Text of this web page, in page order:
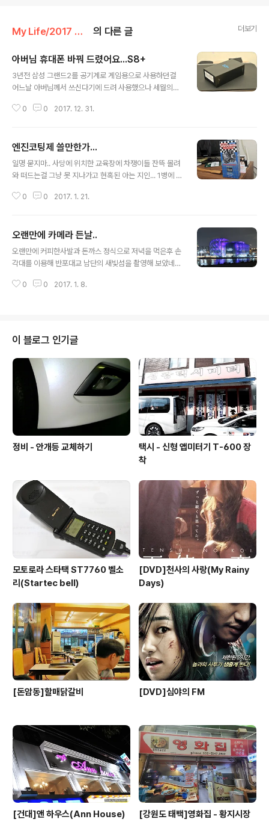
My Life/2017 하루 의 다른 글 더보기
아버님 휴대폰 바꿔 드렸어요...S8+
3년전 삼성 그랜드2를 공기계로 게임용으로 사용하던걸
어느날 아버님께서 쓰신다기에 드려 사용했으나 세월의흐
수 없어 새롭게 선물해 드리기로 했습니다. 인터넷 중고나
휴대폰 유심으로 테스트를 했더니 잘 되더군요... 박스는 보
통 삼성제품의 박스형태이며 로고만 S8+ 로 써 있네요. 포
장을 안뜻은 세제품이 맞구요.. 자가유통폰이아닌 SKT유
요... 전 노트7FE라서 구성품은 본체, 설명서, 유심칩관련,
0 0 2017. 12. 31.
엔진코팅제 쓸만한가...
일명 묻지마.. 사당에 위치한 교육장에 차쟁이들 잔뜩 몰려
와 떠드는걸 그냥 못 지나가고 현혹된 아는 지인... 1병에 1
써 보라고 해서 오일교환시 첨가해서 6천넘게 타면서 느낀
으니 좋다고 말은 못 하겠죠,,,그러나 예전 엔진에 비해서
많이 좋아진건 사실... 아직도 동네 약장사 말 들어가면서
물건사고.. 서커스 공연 보면서 물건사고... 노인네들 귀현
일 한번 더 갈겠습니다. 좋아진게 없네요.. 물론 차가 말을
0 0 2017. 1. 21.
오랜만에 카메라 든날..
오랜만에 커피한사발과 돈까스 정식으로 저녁을 먹은후 손
각대를 이용해 반포대교 남단의 새빛섬을 촬영해 보았네
찍을 수 있을 터인디... 2017-01-08
0 0 2017. 1. 8.
이 블로그 인기글
정비 - 안개등 교체하기
택시 - 신형 앱미터기 T-600 장
착
모토로라 스타택 ST7760 벨소
리(Startec bell)
[DVD]천사의 사랑(My Rainy
Days)
[돈암동]할매닭갈비 [DVD]심야의 FM
[건대]앤 하우스(Ann House) [강원도 태백]영화집 - 황지시장